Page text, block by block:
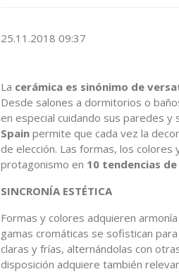
25.11.2018 09:37
La cerámica es sinónimo de
Desde salones a dormitorios o
en especial cuidando sus paredes
Spain permite que cada vez la
de elección. Las formas, los colores
protagonismo en 10 tendencias
SINCRONÍA ESTÉTICA
Formas y colores adquieren
gamas cromáticas se sofistican
claras y frías, alternándolas con
disposición adquiere también